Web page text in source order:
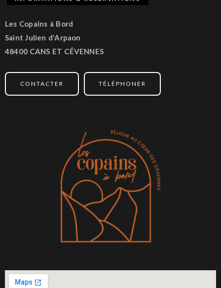
Les Copains à Bord
Saint Julien d'Arpaon
48400 CANS ET CÉVENNES
CONTACTER TÉLÉPHONER